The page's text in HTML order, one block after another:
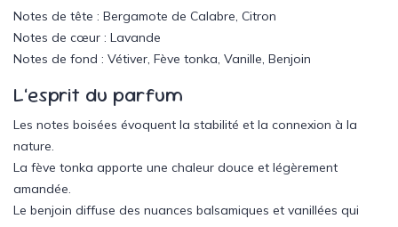
Notes de tête : Bergamote de Calabre, Citron
Notes de cœur : Lavande
Notes de fond : Vétiver, Fève tonka, Vanille, Benjoin
L’esprit du parfum
Les notes boisées évoquent la stabilité et la connexion à la
nature.
La fève tonka apporte une chaleur douce et légèrement
amandée.
Le benjoin diffuse des nuances balsamiques et vanillées qui